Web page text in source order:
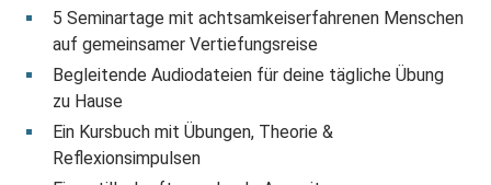
5 Seminartage mit achtsamkeiserfahrenen Menschen
auf gemeinsamer Vertiefungsreise
Begleitende Audiodateien für deine tägliche Übung
zu Hause
Ein Kursbuch mit Übungen, Theorie &
Reflexionsimpulsen